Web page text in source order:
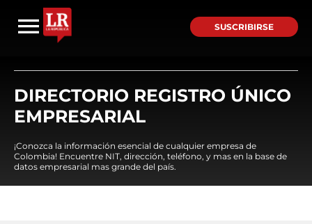
SUSCRIBIRSE
DIRECTORIO REGISTRO ÚNICO
EMPRESARIAL
¡Conozca la información esencial de cualquier empresa de
Colombia! Encuentre NIT, dirección, teléfono, y mas en la base de
datos empresarial mas grande del país.